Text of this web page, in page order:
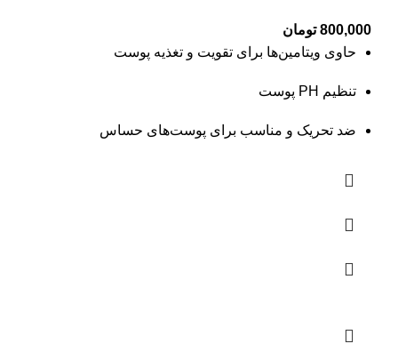
800,000 تومان
حاوی ویتامین‌ها برای تقویت و تغذیه پوست
تنظیم PH پوست
ضد تحریک و مناسب برای پوست‌های حساس